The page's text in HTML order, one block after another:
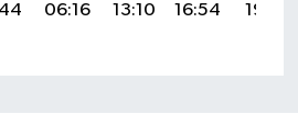
06:16 13:10 16:54 19:54